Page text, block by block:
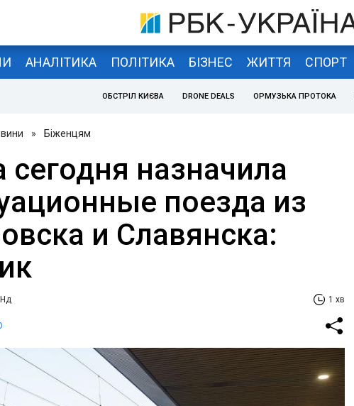
АНАЛІТИКА ПОЛІТИКА БІЗНЕС ЖИТТЯ СПОРТ
ОБСТРІЛ КИЄВА DRONE DEALS ОРМУЗЬКА ПРОТОКА
» Біженцям
сегодня назначила
поезда из
и Славянска:
1 хв